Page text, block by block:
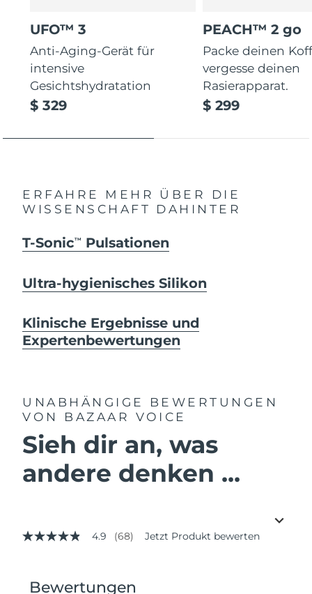
UFO™ 3
Anti-Aging-Gerät für
intensive
Gesichtshydratation
$ 329
PEACH™ 2 go
Packe deinen
vergesse deinen
Rasierapparat.
$ 299
ERFAHRE MEHR ÜBER DIE
WISSENSCHAFT DAHINTER
T-SonicTM Pulsationen
Ultra-hygienisches Silikon
Klinische Ergebnisse und
Expertenbewertungen
UNABHÄNGIGE BEWERTUNGEN
VON BAZAAR VOICE
Sieh dir an, was
andere denken ...
4.9
Durchschnittswert
4.9 (68) Jetzt Produkt bewerten